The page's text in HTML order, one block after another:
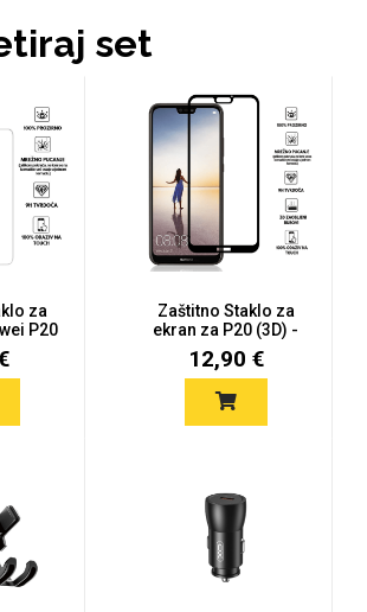
set
za
P20
Zaštitno Staklo za
ekran za P20 (3D) -
(Prozir...
12,90 €
MarbleMania
Obiteljski motivi